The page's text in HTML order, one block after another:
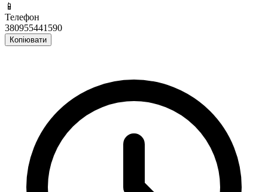
📱
Телефон
380955441590
Копіювати